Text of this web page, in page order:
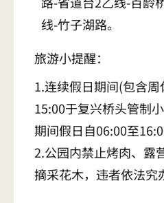
线-竹子湖路。
旅游小提醒：
1.连续假日期间(包含
15:00于复兴桥头管制
期间假日自06:00至
2.公园内禁止烤肉、露
摘采花木，违者依法究